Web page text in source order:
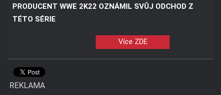
PRODUCENT WWE 2K22 OZNÁMIL SVŮJ ODCHOD Z
TÉTO SÉRIE
Více ZDE
REKLAMA